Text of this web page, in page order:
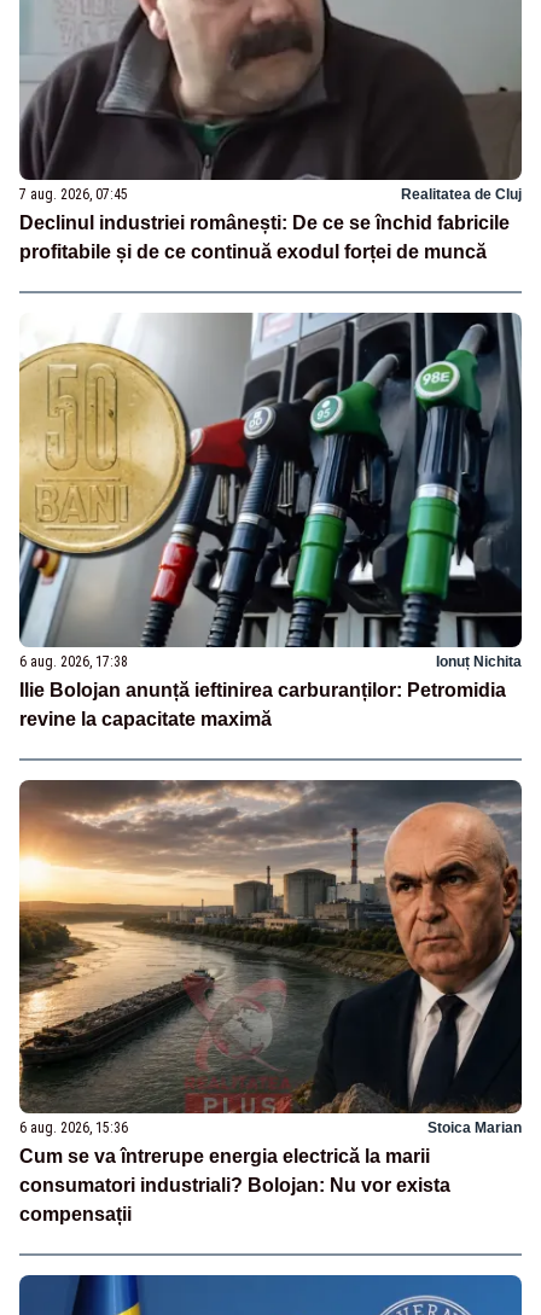
7 aug. 2026, 07:45 Realitatea de Cluj
Declinul industriei românești: De ce se închid fabricile
profitabile și de ce continuă exodul forței de muncă
6 aug. 2026, 17:38 Ionuț Nichita
Ilie Bolojan anunță ieftinirea carburanților: Petromidia
revine la capacitate maximă
6 aug. 2026, 15:36 Stoica Marian
Cum se va întrerupe energia electrică la marii
consumatori industriali? Bolojan: Nu vor exista
compensații